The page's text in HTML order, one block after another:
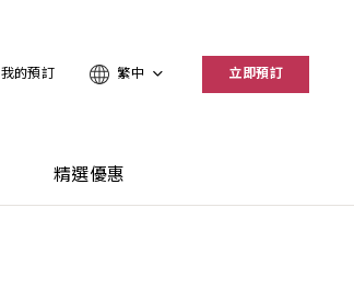
我的預訂 繁中 立即預訂
精選優惠